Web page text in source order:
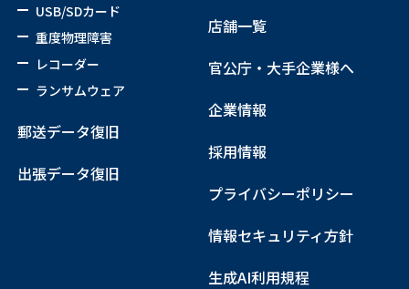
USB/SDカード
重度物理障害
レコーダー
ランサムウェア
郵送データ復旧
出張データ復旧
店舗一覧
官公庁・大手企業様へ
企業情報
採用情報
プライバシーポリシー
情報セキュリティ方針
生成AI利用規程